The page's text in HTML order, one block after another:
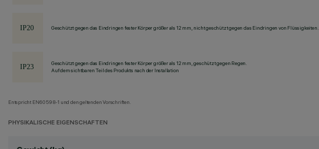
Geschützt gegen das Eindringen fester Körper größer als 12 mm, nicht geschützt gegen das Eindringen von Flüssigkeiten.
Geschützt gegen das Eindringen fester Körper größer als 12 mm, geschützt gegen Regen.
Auf dem sichtbaren Teil des Produkts nach der Installation
Entspricht EN60598-1 und den geltenden Vorschriften.
PHYSIKALISCHE EIGENSCHAFTEN